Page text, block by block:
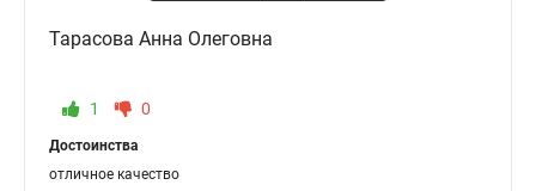
Тарасова Анна Олеговна
1 0
Достоинства
отличное качество